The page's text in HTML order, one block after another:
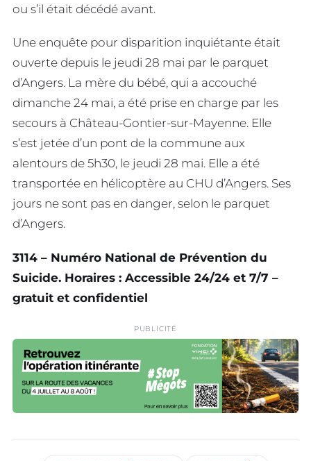
ou s’il était décédé avant.
Une enquête pour disparition inquiétante était
ouverte depuis le jeudi 28 mai par le parquet
d’Angers. La mère du bébé, qui a accouché
dimanche 24 mai, a été prise en charge par les
secours à Château-Gontier-sur-Mayenne. Elle
s’est jetée d’un pont de la commune aux
alentours de 5h30, le jeudi 28 mai. Elle a été
transportée en hélicoptère au CHU d’Angers. Ses
jours ne sont pas en danger, selon le parquet
d’Angers.
3114 – Numéro National de Prévention du
Suicide. Horaires : Accessible 24/24 et 7/7 –
gratuit et confidentiel
PUBLICITÉ